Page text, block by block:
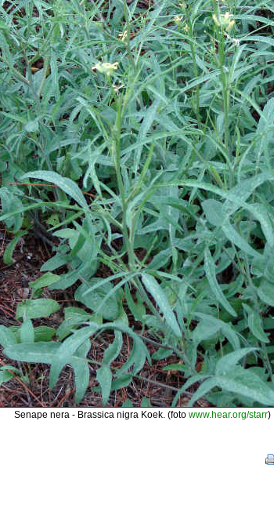
Senape nera - Brassica nigra Koek. (foto www.hear.org/starr)